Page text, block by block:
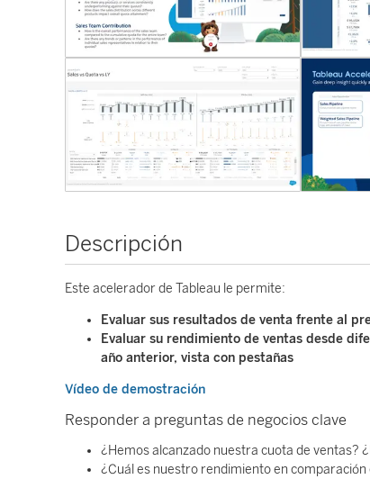
Descripción
Este acelerador de Tableau le permite:
Evaluar sus resultados de venta frente al
Evaluar su rendimiento de ventas desde
año anterior, vista con pestañas
Vídeo de demostración
Responder a preguntas de negocios clave
¿Hemos alcanzado nuestra cuota de ventas?
¿Cuál es nuestro rendimiento en